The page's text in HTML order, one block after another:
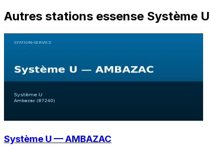
Autres stations essense Système U
Système U — AMBAZAC